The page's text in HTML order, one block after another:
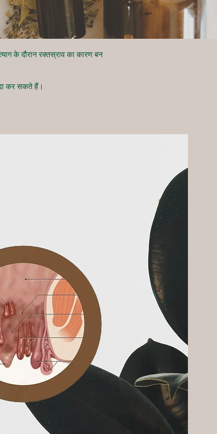
के दौरान रक्तस्राव का कारण बन
कर सकते हैं।